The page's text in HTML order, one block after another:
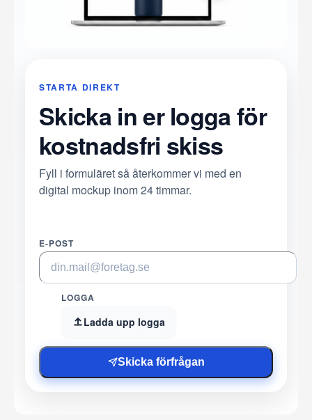
STARTA DIREKT
Skicka in er logga för
kostnadsfri skiss
Fyll i formuläret så återkommer vi med en
digital mockup inom 24 timmar.
E-POST
LOGGA
Ladda upp logga
Skicka förfrågan